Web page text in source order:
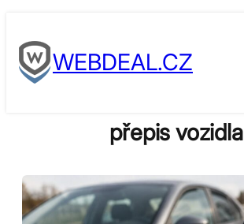
to
contentWEBDEAL.CZ
přepis vozidla